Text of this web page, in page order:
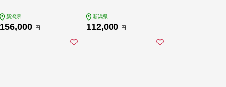
新潟県
156,000 円
新潟県
112,000 円